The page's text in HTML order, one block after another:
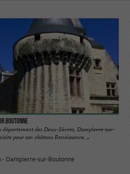
Boutonne
département des Deux-Sèvres, Dampierre-sur-
pour son château Renaissance, ...
- Dampierre-sur-Boutonne